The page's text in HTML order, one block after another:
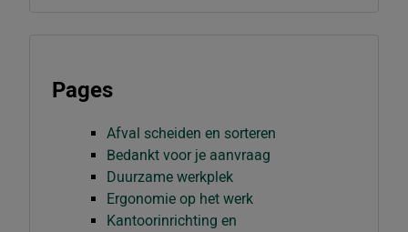
Pages
Afval scheiden en sorteren
Bedankt voor je aanvraag
Duurzame werkplek
Ergonomie op het werk
Kantoorinrichting en